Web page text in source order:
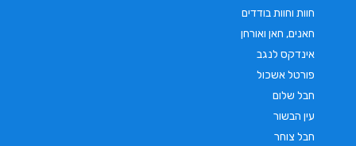
חוות וחוות בודדים
חאנים, חאן ואורחן
אינדקס לנגב
פורטל אשכול
חבל שלום
עין הבשור
חבל צוחר